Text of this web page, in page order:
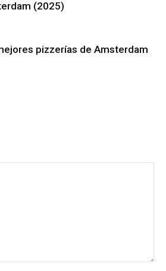
(2025)
pizzerías de Amsterdam